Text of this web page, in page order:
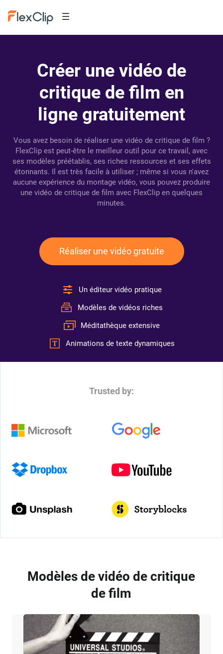
Créer une vidéo de
critique de film en
ligne gratuitement
Vous avez besoin de réaliser une vidéo de critique de film ?
FlexClip est peut-être le meilleur outil pour ce travail, avec
ses modèles préétablis, ses riches ressources et ses effets
étonnants. Il est très facile à utiliser ; même si vous n'avez
aucune expérience du montage vidéo, vous pouvez produire
une vidéo de critique de film avec FlexClip en quelques
minutes.
Réaliser une vidéo gratuite
Un éditeur vidéo pratique
Modèles de vidéos riches
Méditathèque extensive
Animations de texte dynamiques
Trusted by:
Modèles de vidéo de critique
de film